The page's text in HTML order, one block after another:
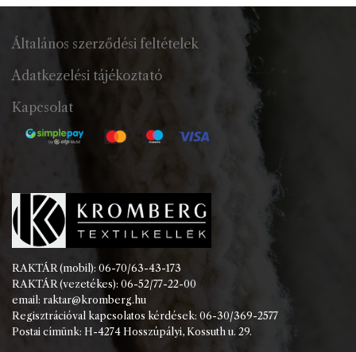
Általános szerződési feltételek
Adatkezelési tájékoztató
Kapcsolat
RAKTÁR (mobil): 06-70/63-43-173
RAKTÁR (vezetékes): 06-52/77-22-00
email: raktar@kromberg.hu
Regisztrációval kapcsolatos kérdések: 06-30/369-2577
Postai címünk: H-4274 Hosszúpályi, Kossuth u. 29.